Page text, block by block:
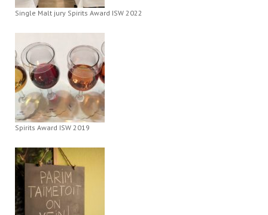
Single Malt jury Spirits Award ISW 2022
Spirits Award ISW 2019